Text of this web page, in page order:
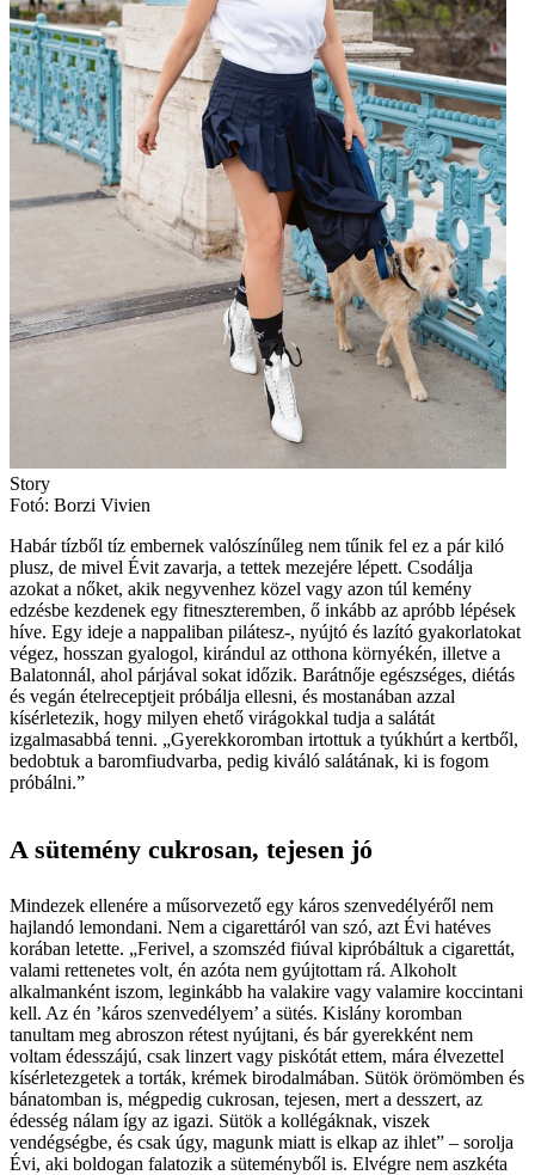
Story
Fotó: Borzi Vivien
Habár tízből tíz embernek valószínűleg nem tűnik fel ez a pár kiló
plusz, de mivel Évit zavarja, a tettek mezejére lépett. Csodálja
azokat a nőket, akik negyvenhez közel vagy azon túl kemény
edzésbe kezdenek egy fitneszteremben, ő inkább az apróbb lépések
híve. Egy ideje a nappaliban pilátesz-, nyújtó és lazító gyakorlatokat
végez, hosszan gyalogol, kirándul az otthona környékén, illetve a
Balatonnál, ahol párjával sokat időzik. Barátnője egészséges, diétás
és vegán ételreceptjeit próbálja ellesni, és mostanában azzal
kísérletezik, hogy milyen ehető virágokkal tudja a salátát
izgalmasabbá tenni. „Gyerekkoromban irtottuk a tyúkhúrt a kertből,
bedobtuk a baromfiudvarba, pedig kiváló salátának, ki is fogom
próbálni.”
A sütemény cukrosan, tejesen jó
Mindezek ellenére a műsorvezető egy káros szenvedélyéről nem
hajlandó lemondani. Nem a cigarettáról van szó, azt Évi hatéves
korában letette. „Ferivel, a szomszéd fiúval kipróbáltuk a cigarettát,
valami rettenetes volt, én azóta nem gyújtottam rá. Alkoholt
alkalmanként iszom, leginkább ha valakire vagy valamire koccintani
kell. Az én ’káros szenvedélyem’ a sütés. Kislány koromban
tanultam meg abroszon rétest nyújtani, és bár gyerekként nem
voltam édesszájú, csak linzert vagy piskótát ettem, mára élvezettel
kísérletezgetek a torták, krémek birodalmában. Sütök örömömben és
bánatomban is, mégpedig cukrosan, tejesen, mert a desszert, az
édesség nálam így az igazi. Sütök a kollégáknak, viszek
vendégségbe, és csak úgy, magunk miatt is elkap az ihlet” – sorolja
Évi, aki boldogan falatozik a süteményből is. Elvégre nem aszkéta